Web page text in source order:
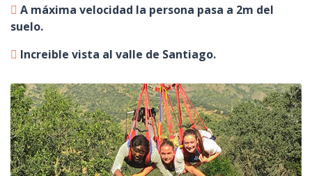
A máxima velocidad la persona pasa a 2m del
suelo.
Increible vista al valle de Santiago.